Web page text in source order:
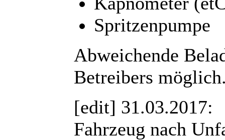
Spritzenpumpe
Abweichende
Betreibers
[edit] 31.03.2017:
Fahrzeug nach